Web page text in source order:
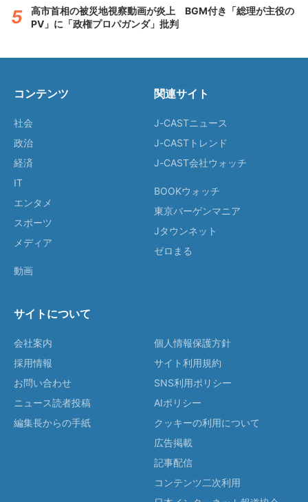
高市首相の被災地視察動画が炎上 BGM付き「総理が主役の
PV」に「政権プロパガンダ」批判
コンテンツ
社会
政治
経済
IT
エンタメ
スポーツ
メディア
動画
関連サイト
J-CASTニュース
J-CASTトレンド
J-CAST会社ウォッチ
BOOKウォッチ
東京バーゲンマニア
Jタウンネット
ゼロまる
サイトについて
会社案内
採用情報
お問い合わせ
ニュース読者投稿
編集長からの手紙
個人情報保護方針
サイト利用規約
SNS利用ポリシー
AIポリシー
クッキーの利用について
広告掲載
記事配信
コンテンツ二次利用